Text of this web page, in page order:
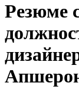
Резюме